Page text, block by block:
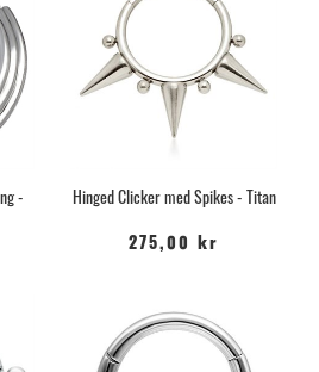
-
Hinged Clicker med Spikes - Titan
275,00 kr